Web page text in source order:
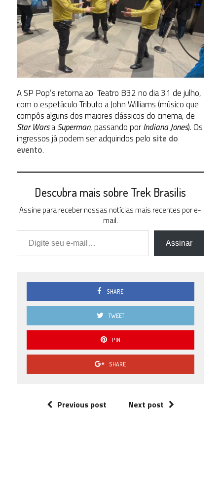
A SP Pop’s retorna ao Teatro B32 no dia 31 de julho,
com o espetáculo Tributo a John Williams (músico que
compôs alguns dos maiores clássicos do cinema, de
Star WarsaSuperman, passando porIndiana Jones). Os
ingressos já podem ser adquiridos pelo site do
evento.
Descubra mais sobre Trek Brasilis
Assine para receber nossas notícias mais recentes por e-
mail.
Digite seu e-mail…
Assinar
SHARE
TWEET
PIN
SHARE
Previous post Next post